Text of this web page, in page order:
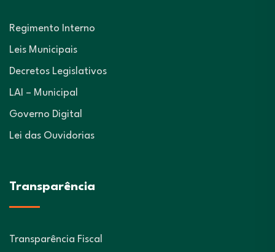
Regimento Interno
Leis Municipais
Decretos Legislativos
LAI – Municipal
Governo Digital
Lei das Ouvidorias
Transparência
Transparência Fiscal